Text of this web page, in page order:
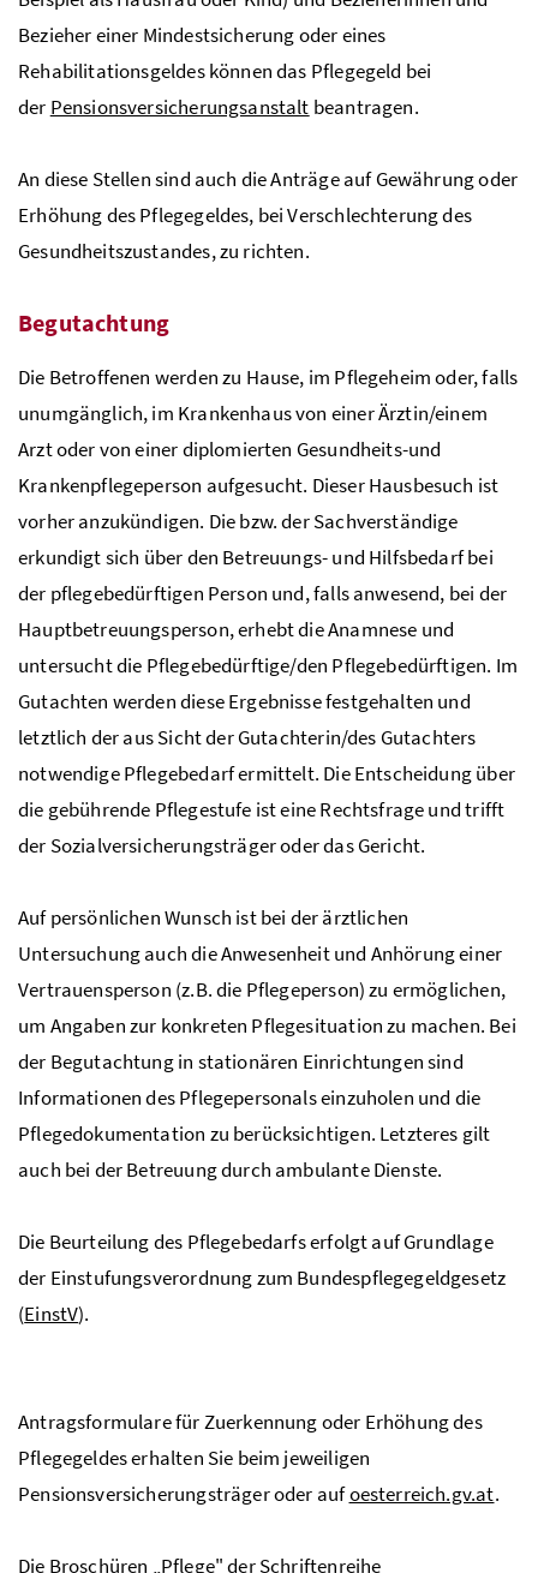
Bezieher einer Mindestsicherung oder eines
Rehabilitationsgeldes können das Pflegegeld bei
der Pensionsversicherungsanstalt beantragen.
An diese Stellen sind auch die Anträge auf Gewährung oder
Erhöhung des Pflegegeldes, bei Verschlechterung des
Gesundheitszustandes, zu richten.
Begutachtung
Die Betroffenen werden zu Hause, im Pflegeheim oder, falls
unumgänglich, im Krankenhaus von einer Ärztin/einem
Arzt oder von einer diplomierten Gesundheits-und
Krankenpflegeperson aufgesucht. Dieser Hausbesuch ist
vorher anzukündigen. Die bzw. der Sachverständige
erkundigt sich über den Betreuungs- und Hilfsbedarf bei
der pflegebedürftigen Person und, falls anwesend, bei der
Hauptbetreuungsperson, erhebt die Anamnese und
untersucht die Pflegebedürftige/den Pflegebedürftigen. Im
Gutachten werden diese Ergebnisse festgehalten und
letztlich der aus Sicht der Gutachterin/des Gutachters
notwendige Pflegebedarf ermittelt. Die Entscheidung über
die gebührende Pflegestufe ist eine Rechtsfrage und trifft
der Sozialversicherungsträger oder das Gericht.
Auf persönlichen Wunsch ist bei der ärztlichen
Untersuchung auch die Anwesenheit und Anhörung einer
Vertrauensperson (z.B. die Pflegeperson) zu ermöglichen,
um Angaben zur konkreten Pflegesituation zu machen. Bei
der Begutachtung in stationären Einrichtungen sind
Informationen des Pflegepersonals einzuholen und die
Pflegedokumentation zu berücksichtigen. Letzteres gilt
auch bei der Betreuung durch ambulante Dienste.
Die Beurteilung des Pflegebedarfs erfolgt auf Grundlage
der Einstufungsverordnung zum Bundespflegegeldgesetz
(EinstV).
Antragsformulare für Zuerkennung oder Erhöhung des
Pflegegeldes erhalten Sie beim jeweiligen
Pensionsversicherungsträger oder aufoesterreich.gv.at.
Die Broschüren „Pflege" der Schriftenreihe